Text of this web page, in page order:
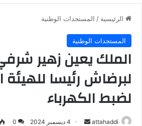
الرئيسية / المستجدات الوطنية
المستجدات الوطنية
الملك يعين زهير
لبرضاش رئيسا للهيئة
لضبط الكهرباء
attahaddi
أرسل 4 ديسمبر 2024 0